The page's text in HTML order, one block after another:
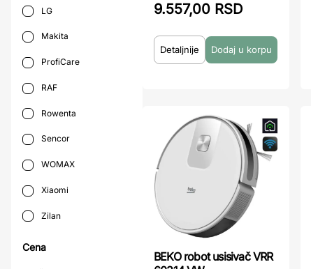
LG
Makita
ProfiCare
RAF
Rowenta
Sencor
WOMAX
Xiaomi
Zilan
Cena
9.557,00 RSD
Detaljnije
BEKO robot usisivač VRR